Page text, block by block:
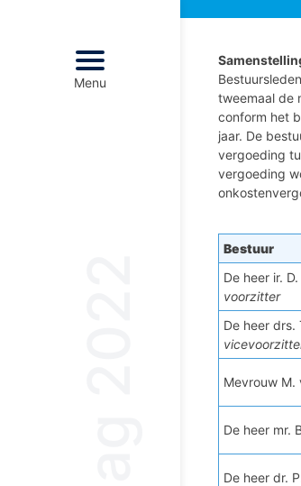
Menu
Menu
Fonds Schiedam Vlaardingen
tweemaal de
conform het
jaar. De
vergoeding
vergoeding
Bestuur
De heer ir.
voorzitter
De heer drs.
Mevrouw M.
De heer mr.
De heer dr.